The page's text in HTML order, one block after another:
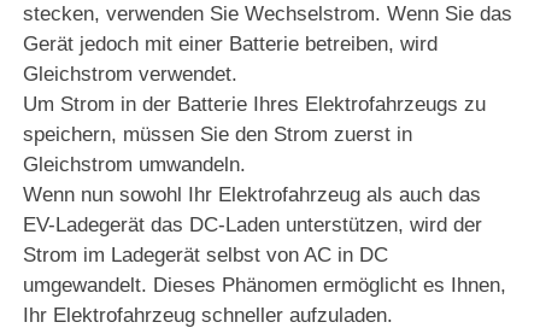
stecken, verwenden Sie Wechselstrom. Wenn Sie das
Gerät jedoch mit einer Batterie betreiben, wird
Gleichstrom verwendet.
Um Strom in der Batterie Ihres Elektrofahrzeugs zu
speichern, müssen Sie den Strom zuerst in
Gleichstrom umwandeln.
Wenn nun sowohl Ihr Elektrofahrzeug als auch das
EV-Ladegerät das DC-Laden unterstützen, wird der
Strom im Ladegerät selbst von AC in DC
umgewandelt. Dieses Phänomen ermöglicht es Ihnen,
Ihr Elektrofahrzeug schneller aufzuladen.